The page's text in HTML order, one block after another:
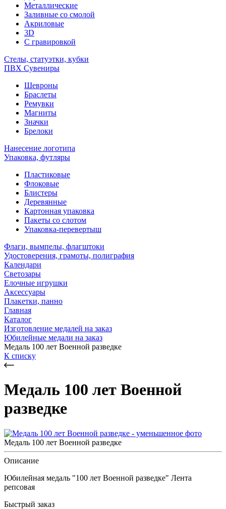
Металлические
Заливные со смолой
Акриловые
3D
C гравировкой
Стелы, статуэтки, кубки
ПВХ Сувениры
Шевроны
Браслеты
Ремувки
Магниты
Значки
Брелоки
Нанесение логотипа
Упаковка, футляры
Пластиковые
Флоковые
Блистеры
Деревянные
Картонная упаковка
Пакеты со слотом
Упаковка-перевертыш
Флаги, вымпелы, флагштоки
Удостоверения, грамоты, полиграфия
Календари
Светозары
Елочные игрушки
Аксессуары
Плакетки, панно
Главная
Каталог
Изготовление медалей на заказ
Юбилейные медали на заказ
Медаль 100 лет Военной разведке
К списку
Медаль 100 лет Военной
разведке
Медаль 100 лет Военной разведке
Описание
Юбилейная медаль "100 лет Военной разведке" Лента
репсовая
Быстрый заказ